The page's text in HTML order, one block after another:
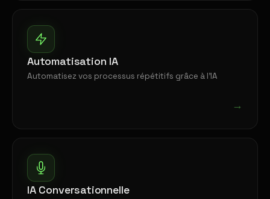
Automatisation IA
Automatisez vos processus répétitifs grâce à l'IA
→
IA Conversationnelle